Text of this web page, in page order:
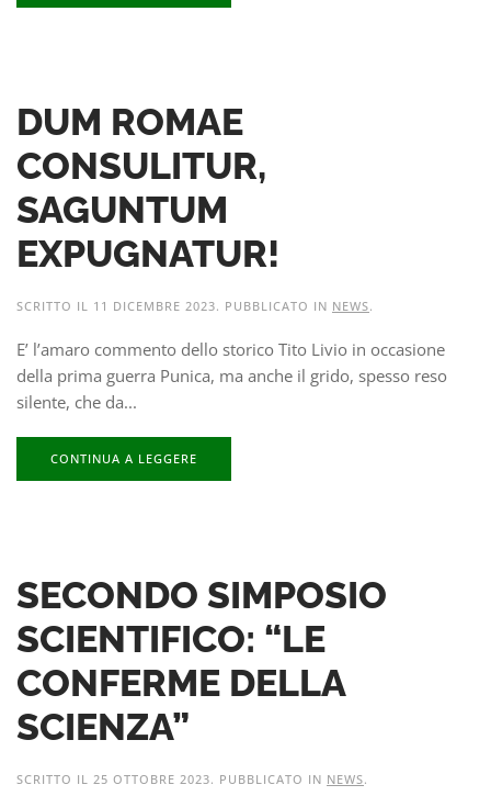
DUM ROMAE
CONSULITUR,
SAGUNTUM
EXPUGNATUR!
SCRITTO IL 11 DICEMBRE 2023. PUBBLICATO IN NEWS.
E’ l’amaro commento dello storico Tito Livio in occasione
della prima guerra Punica, ma anche il grido, spesso reso
silente, che da...
CONTINUA A LEGGERE
SECONDO SIMPOSIO
SCIENTIFICO: “LE
CONFERME DELLA
SCIENZA”
SCRITTO IL 25 OTTOBRE 2023. PUBBLICATO IN NEWS.